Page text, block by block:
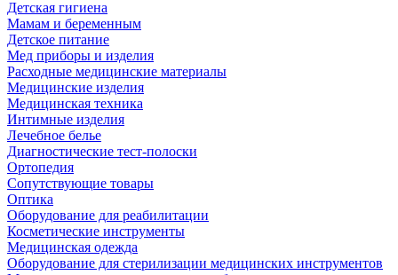
Детская гигиена
Мамам и беременным
Детское питание
Мед приборы и изделия
Расходные медицинские материалы
Медицинские изделия
Медицинская техника
Интимные изделия
Лечебное белье
Диагностические тест-полоски
Ортопедия
Сопутствующие товары
Оптика
Оборудование для реабилитации
Косметические инструменты
Медицинская одежда
Оборудование для стерилизации медицинских инструментов